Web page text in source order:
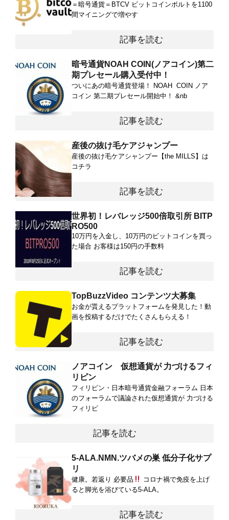
＝暗号通貨＝BTCV ビットコインボルトを1100
間マイニングで増やす
記事を読む
暗号通貨NOAH COIN(ノアコイン)第二
期プレセール購入受付中！
ついにあの暗号通貨登場！ NOAH COIN ノア
コイン 第二期プレセール開始中！ &nb
記事を読む
産後の抜け毛ケアジャンプー
産後の抜け毛ケアシャンプー【the MILLS】は
コチラ
記事を読む
世界初！レバレッジ500倍取引所 BITP
RO500
10万円を入金し、10万円のビットコインを買っ
た場合 お客様は150円の手数料
記事を読む
TopBuzzVideo コンテンツ大募集
お金が貰えるプラットフォームを発見した！動
画を投稿するだけでたくさんもらえる！
記事を読む
ノアコイン 仮想通貨が 力づけるフィ
リピン
フィリピン・日本暗号通貨金融フォーラム 日本
のフォーラムで議論された仮想通貨が 力づける
フィリピ
記事を読む
5-ALA.NMN.ツバメの巣 低分子化サプ
リ
健康。若返り 必要品
コロナ禍で免疫を上げ
ると脚光を浴びている5-ALA。
記事を読む